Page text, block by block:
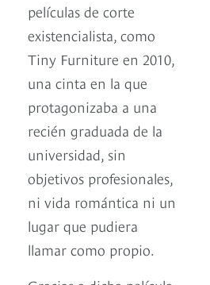
películas de corte
existencialista, como
Tiny Furniture en 2010,
una cinta en la que
protagonizaba a una
recién graduada de la
universidad, sin
objetivos profesionales,
ni vida romántica ni un
lugar que pudiera
llamar como propio.